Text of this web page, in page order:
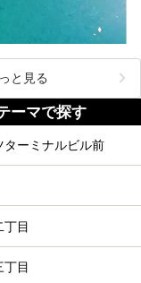
と見る
ーマで探す
ターミナルビル前
丁目
丁目